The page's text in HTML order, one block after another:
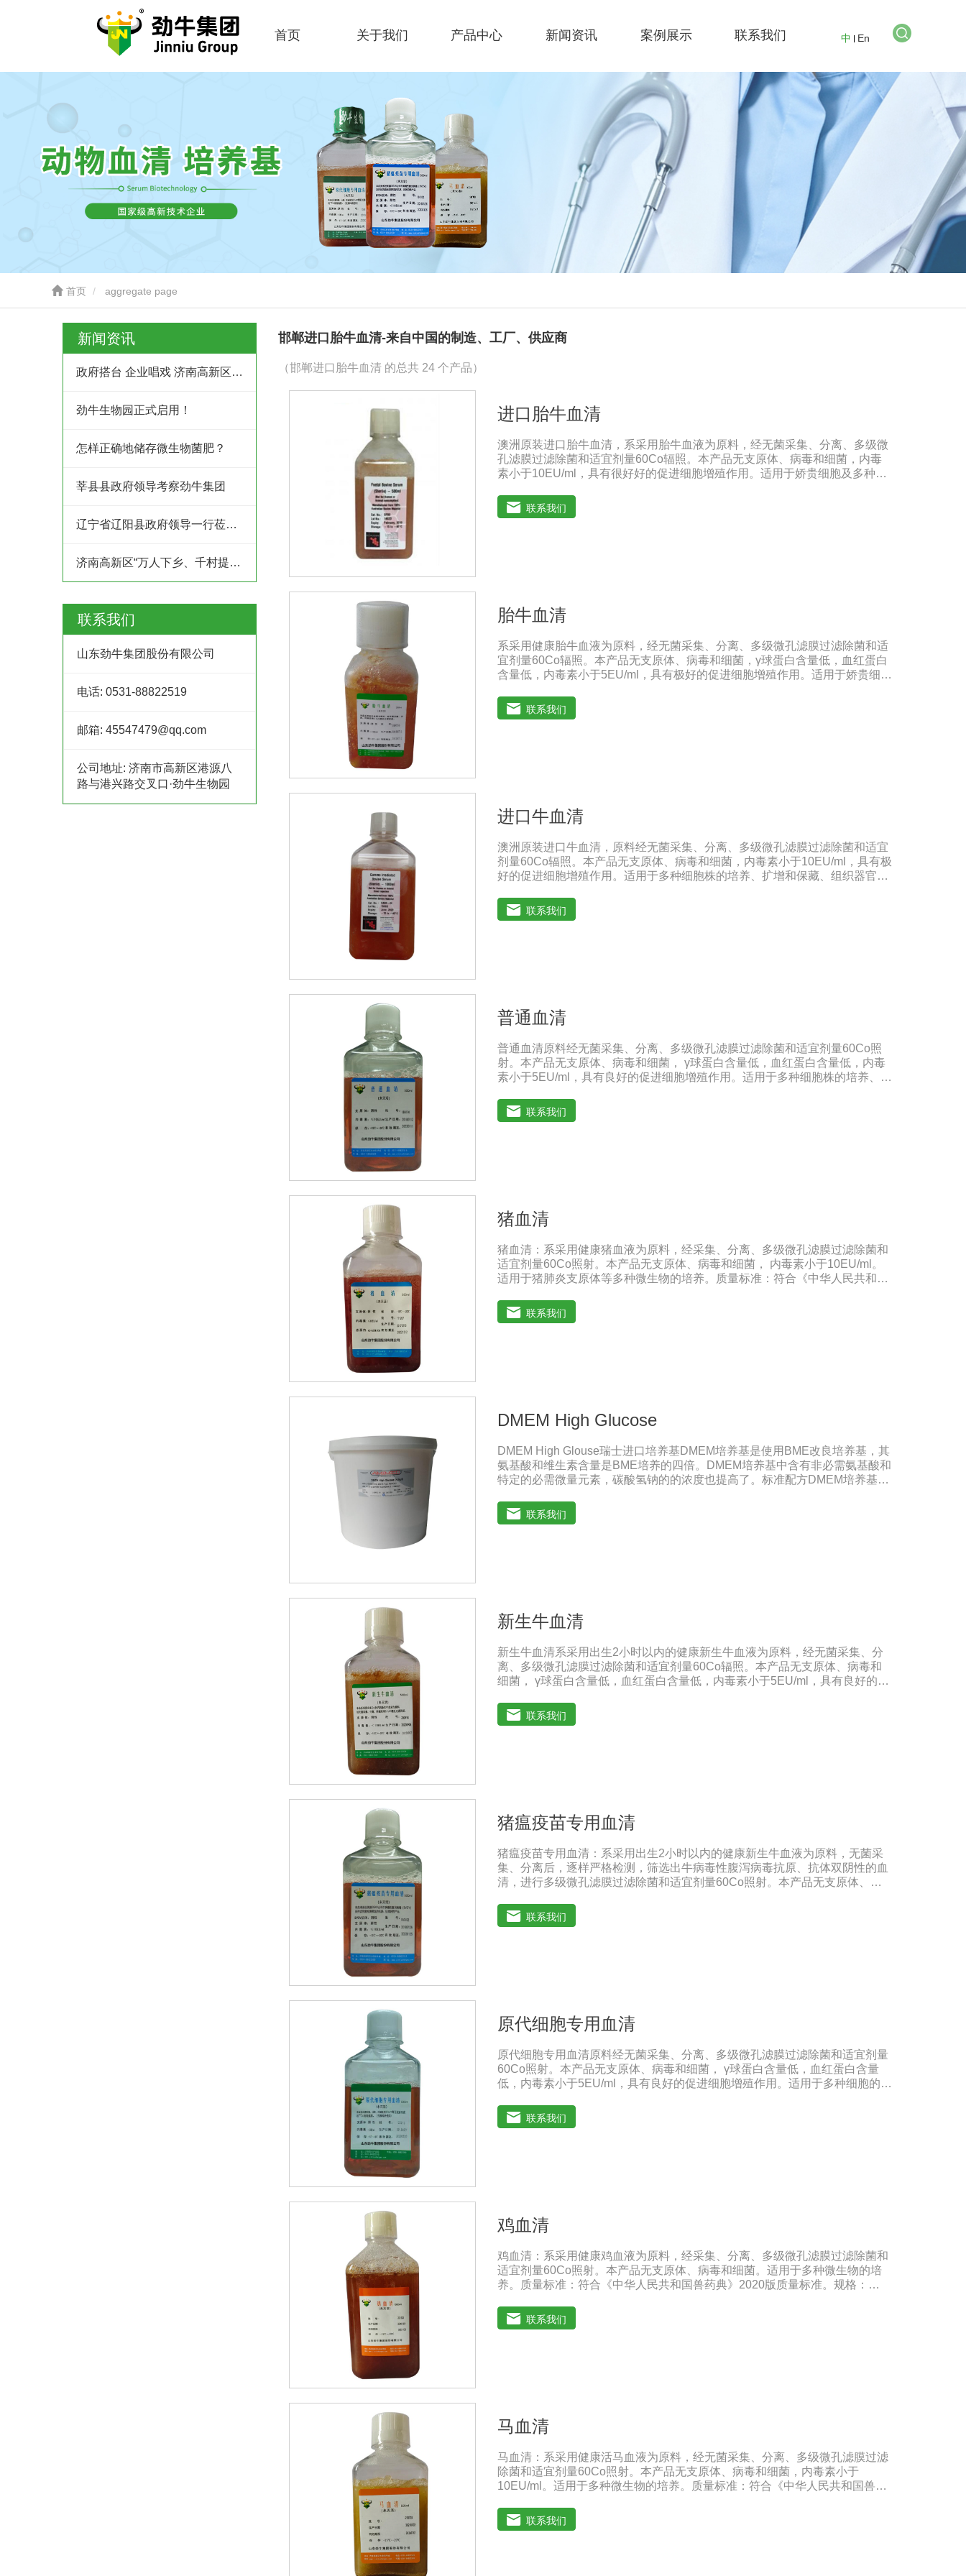
首页 关于我们 产品中心 新闻资讯 案例展示 联系我们 中 En
首页 aggregate page
新闻资讯
政府搭台 企业唱戏 济南高新区创业服务中心为企业及时搭建供需平台
劲牛生物园正式启用！
怎样正确地储存微生物菌肥？
莘县县政府领导考察劲牛集团
辽宁省辽阳县政府领导一行莅临劲牛集团考察
济南高新区“万人下乡、千村提升”工程村企结对共建行动
联系我们
山东劲牛集团股份有限公司
电话: 0531-88822519
邮箱: 45547479@qq.com
公司地址: 济南市高新区港源八
路与港兴路交叉口·劲牛生物园
邯郸进口胎牛血清-来自中国的制造、工厂、供应商
（邯郸进口胎牛血清 的总共 24 个产品）
进口胎牛血清
澳洲原装进口胎牛血清，系采用胎牛血液为原料，经无菌采集、分离、多级微
孔滤膜过滤除菌和适宜剂量60Co辐照。本产品无支原体、病毒和细菌，内毒
素小于10EU/ml，具有很好好的促进细胞增殖作用。适用于娇贵细胞及多种细
的研制及生产。质量标准：符合《中华人民共和国药典》2020版、符合《中华
人民共和国兽药典》2020版、欧洲药典、美国药典质量标准。规格：500ml/瓶
联系我们
胎牛血清
系采用健康胎牛血液为原料，经无菌采集、分离、多级微孔滤膜过滤除菌和适
宜剂量60Co辐照。本产品无支原体、病毒和细菌，γ球蛋白含量低，血红蛋白
含量低，内毒素小于5EU/ml，具有极好的促进细胞增殖作用。适用于娇贵细胞
备和疫苗的研制及生产。质量标准：符合《中华人民共和国药典》2020版、
《中华人民共和国兽药典》2020版质量标准。规格：250ml/瓶保
联系我们
进口牛血清
澳洲原装进口牛血清，原料经无菌采集、分离、多级微孔滤膜过滤除菌和适宜
剂量60Co辐照。本产品无支原体、病毒和细菌，内毒素小于10EU/ml，具有极
好的促进细胞增殖作用。适用于多种细胞株的培养、扩增和保藏、组织器官的
人民共和国兽药典》2020版、欧洲药典、美国药典质量标准。规格：500ml/瓶
保存：-15℃―-20℃有效期：5年注意事项：解冻：采用逐步解冻法（
联系我们
普通血清
普通血清原料经无菌采集、分离、多级微孔滤膜过滤除菌和适宜剂量60Co照
射。本产品无支原体、病毒和细菌， γ球蛋白含量低，血红蛋白含量低，内毒
素小于5EU/ml，具有良好的促进细胞增殖作用。适用于多种细胞株的培养、扩
国兽药典》2020版质量标准。规格：500ml/瓶保存：-15℃―-20℃有效期：5
年注意事项：解冻：采用逐步解冻法（ -20℃→2-8℃→ 室温），可减少沉淀
联系我们
猪血清
猪血清：系采用健康猪血液为原料，经采集、分离、多级微孔滤膜过滤除菌和
适宜剂量60Co照射。本产品无支原体、病毒和细菌， 内毒素小于10EU/ml。
适用于猪肺炎支原体等多种微生物的培养。质量标准：符合《中华人民共和国
注意事项：解冻：采用逐步解冻法（ -20℃→2-8℃→ 室温），可减少沉淀的
产生使血清质量不会受到影响。
联系我们
DMEM High Glucose
DMEM High Glouse瑞士进口培养基DMEM培养基是使用BME改良培养基，其
氨基酸和维生素含量是BME培养的四倍。DMEM培养基中含有非必需氨基酸和
特定的必需微量元素，碳酸氢钠的的浓度也提高了。标准配方DMEM培养基葡
DMEM早期用来培养鼠胚胎细胞。如今DMEM培养基广泛应用于普通和转化的
鼠细胞和鸡细胞的无血清培养
联系我们
新生牛血清
新生牛血清系采用出生2小时以内的健康新生牛血液为原料，经无菌采集、分
离、多级微孔滤膜过滤除菌和适宜剂量60Co辐照。本产品无支原体、病毒和
细菌， γ球蛋白含量低，血红蛋白含量低，内毒素小于5EU/ml，具有良好的促
的研制及生产。质量标准：符合《中华人民共和国药典》2020版、《中华人民
共和国兽药典》2020版质量标准。规格：500ml/瓶、1000ml/瓶保
联系我们
猪瘟疫苗专用血清
猪瘟疫苗专用血清：系采用出生2小时以内的健康新生牛血液为原料，无菌采
集、分离后，逐样严格检测，筛选出牛病毒性腹泻病毒抗原、抗体双阴性的血
清，进行多级微孔滤膜过滤除菌和适宜剂量60Co照射。本产品无支原体、病
的促进细胞增殖作用。适用于多种细胞株的培养、扩增及单克隆抗体的制备和
疫苗（尤其是猪瘟疫苗）的研制及生产。质量标准：符合《中华人民共和国药
联系我们
原代细胞专用血清
原代细胞专用血清原料经无菌采集、分离、多级微孔滤膜过滤除菌和适宜剂量
60Co照射。本产品无支原体、病毒和细菌， γ球蛋白含量低，血红蛋白含量
低，内毒素小于5EU/ml，具有良好的促进细胞增殖作用。适用于多种细胞的培
100ml/瓶、250ml/瓶、500ml/瓶保存：-15℃―-20℃有效期：5年注意事项：
1、解冻：采用逐步解冻法（ -20℃→2-8℃→ 室温），可减少沉淀的产生使血
联系我们
鸡血清
鸡血清：系采用健康鸡血液为原料，经采集、分离、多级微孔滤膜过滤除菌和
适宜剂量60Co照射。本产品无支原体、病毒和细菌。适用于多种微生物的培
养。质量标准：符合《中华人民共和国兽药典》2020版质量标准。规格：
（ -20℃→2-8℃→ 室温），可减少沉淀的产生使血清质量不会受到影响。
联系我们
马血清
马血清：系采用健康活马血液为原料，经无菌采集、分离、多级微孔滤膜过滤
除菌和适宜剂量60Co照射。本产品无支原体、病毒和细菌，内毒素小于
10EU/ml。适用于多种微生物的培养。质量标准：符合《中华人民共和国兽药
事项：解冻：采用逐步解冻法（ -20℃→2-8℃→ 室温），可减少沉淀的产生
使血清质量不会受到影响。
联系我们